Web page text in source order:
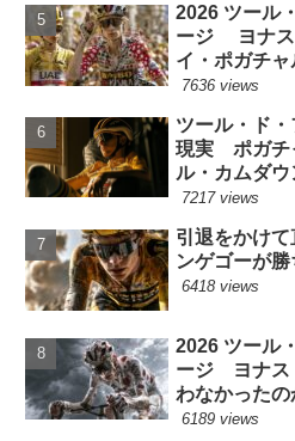
2026 ツール
ージ ヨナス
イ・ポガチ
7636 views
ツール・ド
現実 ポガチ
ル・カムダウ
7217 views
引退をかけ
ンゲゴーが
6418 views
2026 ツール
ージ ヨナス
わなかったの
6189 views